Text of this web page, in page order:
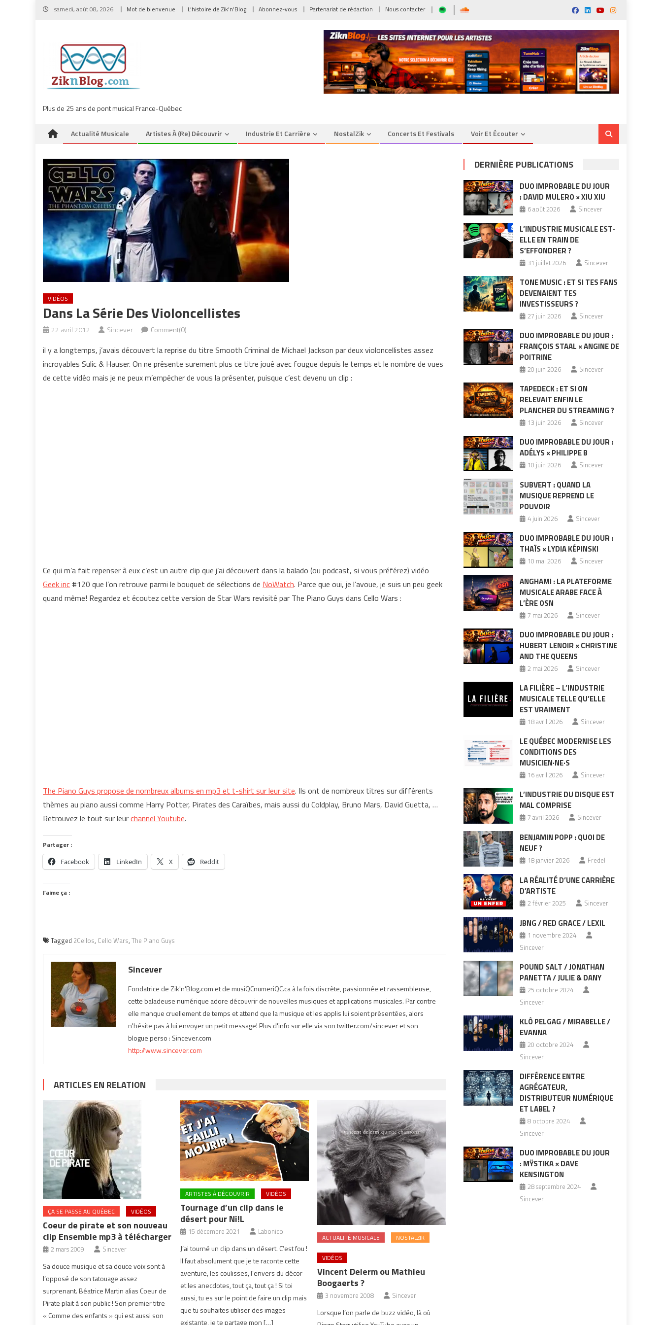
Skip
samedi, août 08, 2026 Mot de bienvenue L’histoire de Zik’n’Blog Abonnez-vous Partenariat de rédaction Nous contacter
Plus de 25 ans de pont musical France-Québec
Actualité Musicale Artistes À (re) Découvrir Industrie Et Carrière NostalZik Concerts Et Festivals Voir Et Écouter
VIDÉOS
Dans La Série Des Violoncellistes
22 avril 2012 Sincever Comment(0)
il y a longtemps, j’avais découvert la reprise du titre Smooth Criminal de Michael Jackson par deux violoncellistes assez
incroyables Sulic & Hauser. On ne présente surement plus ce titre joué avec fougue depuis le temps et le nombre de vues
de cette vidéo mais je ne peux m’empêcher de vous la présenter, puisque c’est devenu un clip :
Ce qui m’a fait repenser à eux c’est un autre clip que j’ai découvert dans la balado (ou podcast, si vous préférez) vidéo
Geek inc #120 que l’on retrouve parmi le bouquet de sélections de NoWatch. Parce que oui, je l’avoue, je suis un peu geek
quand même! Regardez et écoutez cette version de Star Wars revisité par The Piano Guys dans Cello Wars :
The Piano Guys propose de nombreux albums en mp3 et t-shirt sur leur site. Ils ont de nombreux titres sur différents
thèmes au piano aussi comme Harry Potter, Pirates des Caraïbes, mais aussi du Coldplay, Bruno Mars, David Guetta, …
Retrouvez le tout sur leurchannel Youtube.
Partager :
Facebook LinkedIn X Reddit
J’aime ça :
Tagged 2Cellos, Cello Wars, The Piano Guys
Sincever
Fondatrice de Zik'n'Blog.com et de musiQCnumeriQC.ca à la fois discrète, passionnée et rassembleuse,
cette baladeuse numérique adore découvrir de nouvelles musiques et applications musicales. Par contre
elle manque cruellement de temps et attend que la musique et les applis lui soient présentées, alors
n'hésite pas à lui envoyer un petit message! Plus d'info sur elle via son twitter.com/sincever et son
blogue perso : Sincever.com
http://www.sincever.com
ARTICLES EN RELATION
ÇA SE PASSE AU QUÉBEC VIDÉOS
Coeur de pirate et son nouveau
clip Ensemble mp3 à télécharger
2 mars 2009 Sincever
Sa douce musique et sa douce voix sont à
l’opposé de son tatouage assez
surprenant. Béatrice Martin alias Coeur de
Pirate plait à son public ! Son premier titre
« Comme des enfants » qui est aussi son
ARTISTES À DÉCOUVRIR VIDÉOS
Tournage d’un clip dans le
désert pour Ni!L
15 décembre 2021 Labonico
J’ai tourné un clip dans un désert. C’est fou !
Il faut absolument que je te raconte cette
aventure, les coulisses, l’envers du décor
et les anecdotes, tout ça, tout ça ! Si toi
aussi, tu es sur le point de faire un clip mais
que tu souhaites utiliser des images
existante, je te partage mon […]
ACTUALITÉ MUSICALE NOSTALZIK
VIDÉOS
Vincent Delerm ou Mathieu
Boogaerts ?
3 novembre 2008 Sincever
Lorsque l’on parle de buzz vidéo, là où
DERNIÈRE PUBLICATIONS
DUO IMPROBABLE DU JOUR
: DAVID MULERO × XIU XIU
6 août 2026 Sincever
L’INDUSTRIE MUSICALE EST-
ELLE EN TRAIN DE
S’EFFONDRER ?
31 juillet 2026 Sincever
TONE MUSIC : ET SI TES FANS
DEVENAIENT TES
INVESTISSEURS ?
27 juin 2026 Sincever
DUO IMPROBABLE DU JOUR :
FRANÇOIS STAAL × ANGINE DE
POITRINE
20 juin 2026 Sincever
TAPEDECK : ET SI ON
RELEVAIT ENFIN LE
PLANCHER DU STREAMING ?
13 juin 2026 Sincever
DUO IMPROBABLE DU JOUR :
ADÉLYS × PHILIPPE B
10 juin 2026 Sincever
SUBVERT : QUAND LA
MUSIQUE REPREND LE
POUVOIR
4 juin 2026 Sincever
DUO IMPROBABLE DU JOUR :
THAÏS × LYDIA KÉPINSKI
10 mai 2026 Sincever
ANGHAMI : LA PLATEFORME
MUSICALE ARABE FACE À
L’ÈRE OSN
7 mai 2026 Sincever
DUO IMPROBABLE DU JOUR :
HUBERT LENOIR × CHRISTINE
AND THE QUEENS
2 mai 2026 Sincever
LA FILIÈRE – L’INDUSTRIE
MUSICALE TELLE QU’ELLE
EST VRAIMENT
18 avril 2026 Sincever
LE QUÉBEC MODERNISE LES
CONDITIONS DES
MUSICIEN·NE·S
16 avril 2026 Sincever
L’INDUSTRIE DU DISQUE EST
MAL COMPRISE
7 avril 2026 Sincever
BENJAMIN POPP : QUOI DE
NEUF ?
18 janvier 2026 Fredel
LA RÉALITÉ D’UNE CARRIÈRE
D’ARTISTE
2 février 2025 Sincever
JBNG / RED GRACE / LEXIL
1 novembre 2024
Sincever
POUND SALT / JONATHAN
PANETTA / JULIE & DANY
25 octobre 2024
Sincever
KLÔ PELGAG / MIRABELLE /
EVANNA
20 octobre 2024
Sincever
DIFFÉRENCE ENTRE
AGRÉGATEUR,
DISTRIBUTEUR NUMÉRIQUE
ET LABEL ?
8 octobre 2024
Sincever
DUO IMPROBABLE DU JOUR
: MŸSTIKA × DAVE
KENSINGTON
28 septembre 2024
Sincever